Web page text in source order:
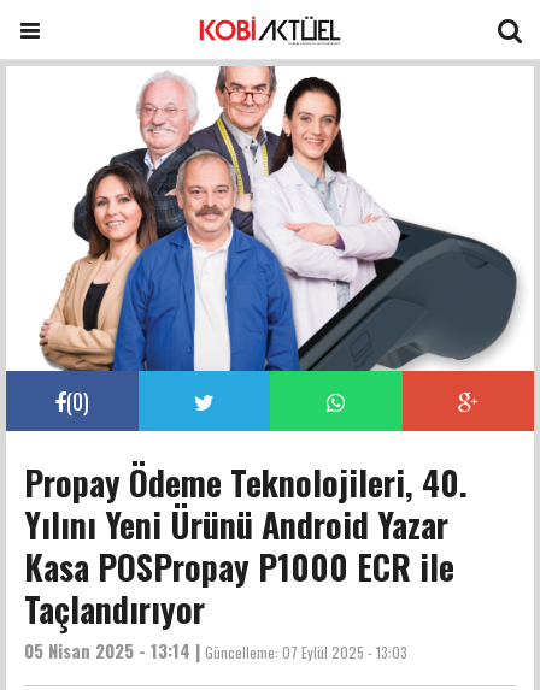
(0)
Propay Ödeme Teknolojileri, 40.
Yılını Yeni Ürünü Android Yazar
Kasa POSPropay P1000 ECR ile
Taçlandırıyor
05 Nisan 2025 - 13:14 | Güncelleme: 07 Eylül 2025 - 13:03